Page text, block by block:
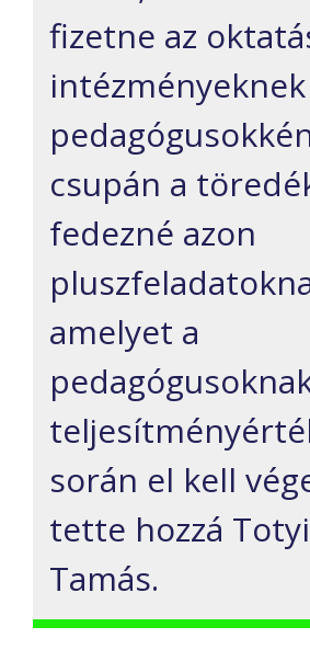
fizetne az
intézményeknek
csupán a
fedezné azon
amelyet a
során el kell
tette hozzá
Tamás.